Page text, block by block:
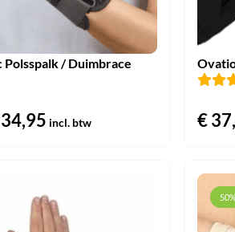
Polsspalk / Duimbrace
39,95.
34,95Huidige
€ 34,95.
incl. btw €